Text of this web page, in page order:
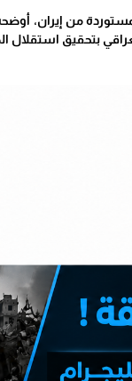
من إيران،